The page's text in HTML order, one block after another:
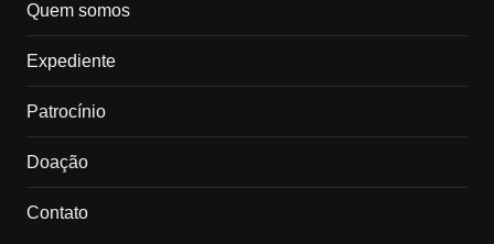
Quem somos
Expediente
Patrocínio
Doação
Contato